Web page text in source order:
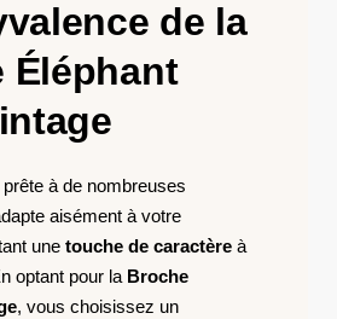
de la
Éléphant
à de nombreuses
aisément à votre
une touche de caractère à
optant pour la Broche
, vous choisissez un